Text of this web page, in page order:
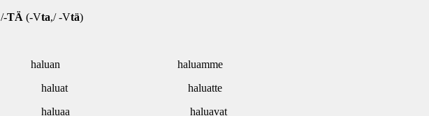
/-TÄ (-Vta,/ -Vtä)
haluan
haluamme
haluat
haluatte
haluaa
haluavat